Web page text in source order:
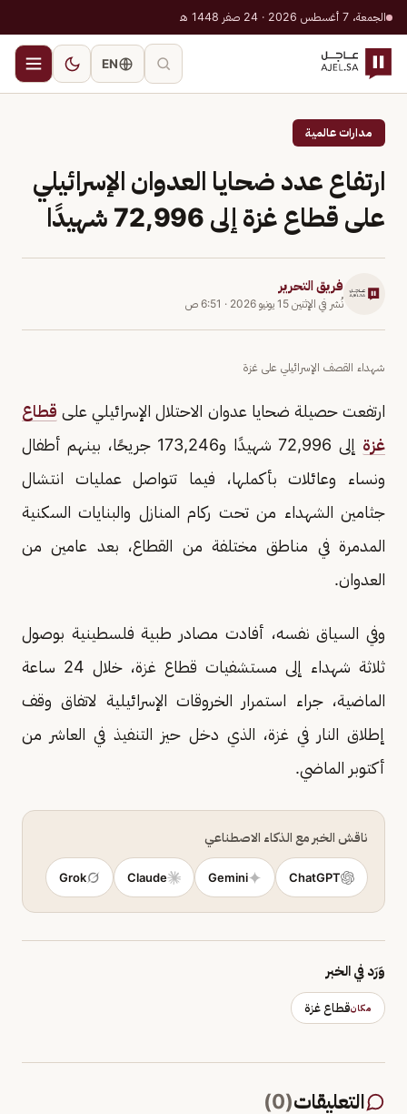
الجمعة، 7 أغسطس 2026 · 24 صفر 1448 هـ
EN
مدارات عالمية
ارتفاع عدد ضحايا العدوان الإسرائيلي
على قطاع غزة إلى 72,996 شهيدًا
فريق التحرير
نُشر في الإثنين 15 يونيو 2026 · 6:51 ص
شهداء القصف الإسرائيلي على غزة
ارتفعت حصيلة ضحايا عدوان الاحتلال الإسرائيلي على قطاع
غزة
إلى 72,996 شهيدًا و173,246 جريحًا، بينهم أطفال
ونساء وعائلات بأكملها، فيما تتواصل عمليات انتشال
جثامين الشهداء من تحت ركام المنازل والبنايات السكنية
المدمرة في مناطق مختلفة من القطاع، بعد عامين من
العدوان.
وفي السياق نفسه، أفادت مصادر طبية فلسطينية بوصول
ثلاثة شهداء إلى مستشفيات قطاع غزة، خلال 24 ساعة
الماضية، جراء استمرار الخروقات الإسرائيلية لاتفاق وقف
إطلاق النار في غزة، الذي دخل حيز التنفيذ في العاشر من
أكتوبر الماضي.
ناقش الخبر مع الذكاء الاصطناعي
ChatGPT
Gemini
Claude
Grok
وَرَد في الخبر
مكانقطاع غزة
التعليقات(
0
)